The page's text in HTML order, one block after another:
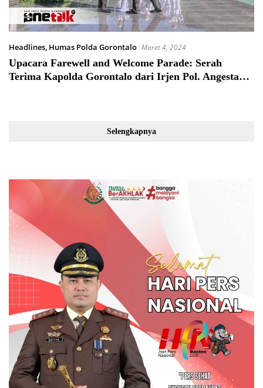
Headlines, Humas Polda Gorontalo Maret 4, 2024
Upacara Farewell and Welcome Parade: Serah
Terima Kapolda Gorontalo dari Irjen Pol. Angesta
Selengkapnya